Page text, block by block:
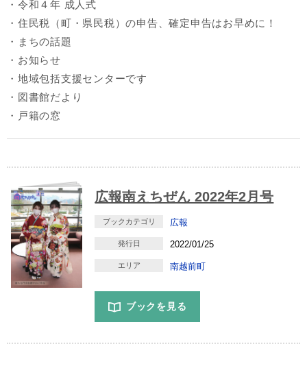
・令和４年 成人式
・住民税（町・県民税）の申告、確定申告はお早めに！
・まちの話題
・お知らせ
・地域包括支援センターです
・図書館だより
・戸籍の窓
広報南えちぜん 2022年2月号
ブックカテゴリ 広報
発行日 2022/01/25
エリア 南越前町
ブックを見る